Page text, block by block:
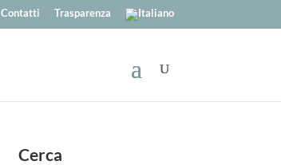
Contatti Trasparenza
Cerca